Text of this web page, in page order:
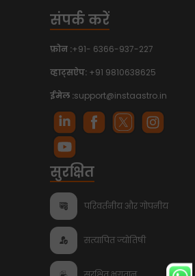
संपर्क करें
फ़ोन :+91- 6366-937-227
व्हाट्सऐप: +91 9810638625
ईमेल :support@instaastro.in
सुरक्षित
परिवर्तनीय और गोपनीय
सत्यापित ज्योतिषी